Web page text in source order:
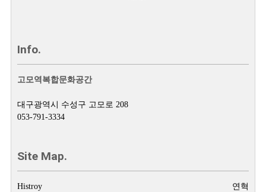
Info.
고모역복합문화공간
대구광역시 수성구 고모로 208
053-791-3334
Site Map.
Histroy 연혁